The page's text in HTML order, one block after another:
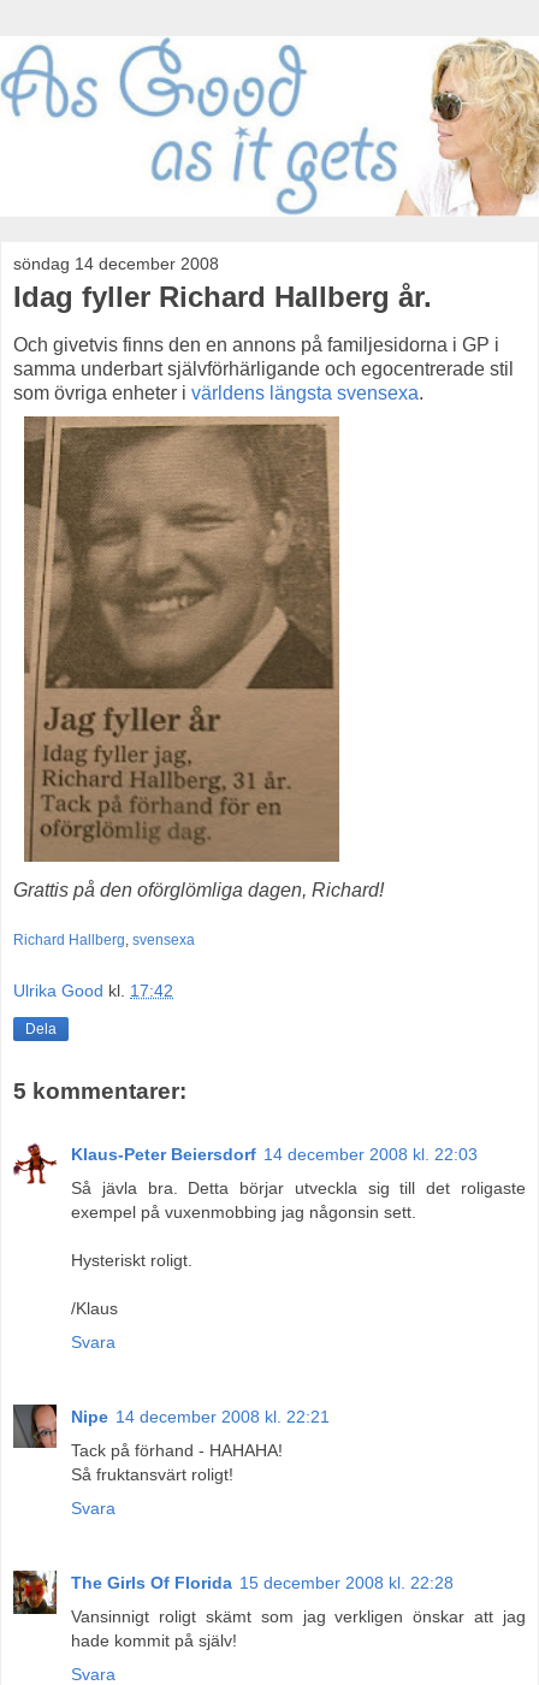
söndag 14 december 2008
Idag fyller Richard Hallberg år.
Och givetvis finns den en annons på familjesidorna i GP i
samma underbart självförhärligande och egocentrerade stil
som övriga enheter i världens längsta svensexa.
Grattis på den oförglömliga dagen, Richard!
Richard Hallberg, svensexa
Ulrika Good kl. 17:42
Dela
5 kommentarer:
Klaus-Peter Beiersdorf 14 december 2008 kl. 22:03
Så jävla bra. Detta börjar utveckla sig till det roligaste
exempel på vuxenmobbing jag någonsin sett.
Hysteriskt roligt.
/Klaus
Svara
Nipe 14 december 2008 kl. 22:21
Tack på förhand - HAHAHA!
Så fruktansvärt roligt!
Svara
The Girls Of Florida 15 december 2008 kl. 22:28
Vansinnigt roligt skämt som jag verkligen önskar att jag
hade kommit på själv!
Svara